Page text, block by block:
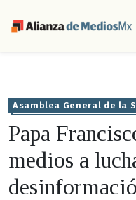
Asamblea General de la
Papa
medios a